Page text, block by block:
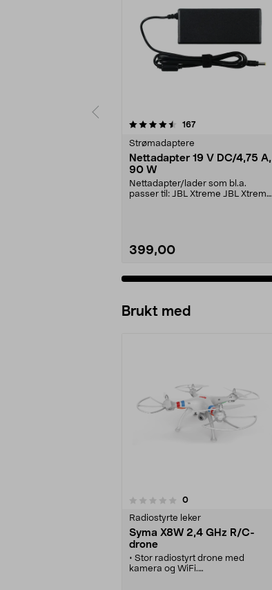
167anmeldelser
Strømadaptere
Nettadapter 19 V DC/4,75 A,
90 W
Nettadapter/lader som bl.a.
passer til: JBL Xtreme JBL Xtreme
399,00
4.0 av 5 stjerner
Brukt med
0anmeldelser
Radiostyrte leker
Syma X8W 2,4 GHz R/C-
drone
• Stor radiostyrt drone med
kamera og WiFi.